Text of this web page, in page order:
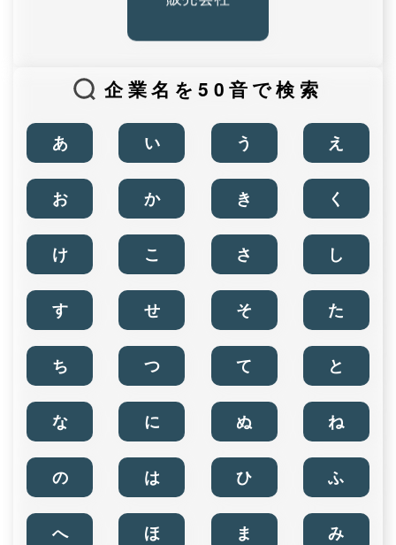
企業名を50音で検索
あ い う え
お か き く
け こ さ し
す せ そ た
ち つ て と
な に ぬ ね
の は ひ ふ
へ ほ ま み